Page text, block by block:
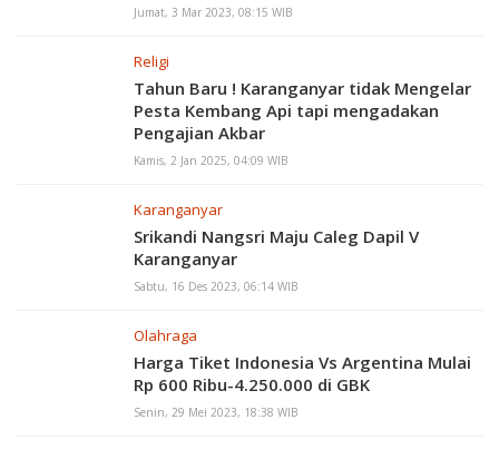
Jumat, 3 Mar 2023, 08:15 WIB
Religi
Tahun Baru ! Karanganyar tidak Mengelar
Pesta Kembang Api tapi mengadakan
Pengajian Akbar
Kamis, 2 Jan 2025, 04:09 WIB
Karanganyar
Srikandi Nangsri Maju Caleg Dapil V
Karanganyar
Sabtu, 16 Des 2023, 06:14 WIB
Olahraga
Harga Tiket Indonesia Vs Argentina Mulai
Rp 600 Ribu-4.250.000 di GBK
Senin, 29 Mei 2023, 18:38 WIB